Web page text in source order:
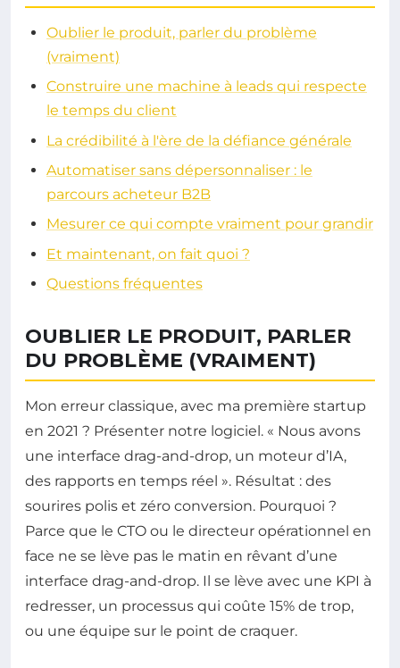
Oublier le produit, parler du problème
(vraiment)
Construire une machine à leads qui respecte
le temps du client
La crédibilité à l'ère de la défiance générale
Automatiser sans dépersonnaliser : le
parcours acheteur B2B
Mesurer ce qui compte vraiment pour grandir
Et maintenant, on fait quoi ?
Questions fréquentes
OUBLIER LE PRODUIT, PARLER
DU PROBLÈME (VRAIMENT)
Mon erreur classique, avec ma première startup
en 2021 ? Présenter notre logiciel. « Nous avons
une interface drag-and-drop, un moteur d’IA,
des rapports en temps réel ». Résultat : des
sourires polis et zéro conversion. Pourquoi ?
Parce que le CTO ou le directeur opérationnel en
face ne se lève pas le matin en rêvant d’une
interface drag-and-drop. Il se lève avec une KPI à
redresser, un processus qui coûte 15% de trop,
ou une équipe sur le point de craquer.